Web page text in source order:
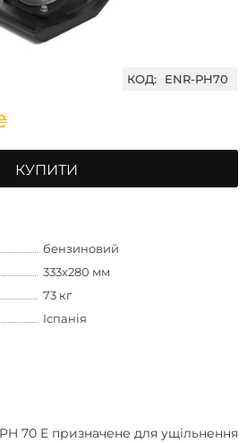
КОД: ENR-PH70
КУПИТИ
бензиновий
333х280 мм
73 кг
Іспанія
70 E призначене для ущільнення